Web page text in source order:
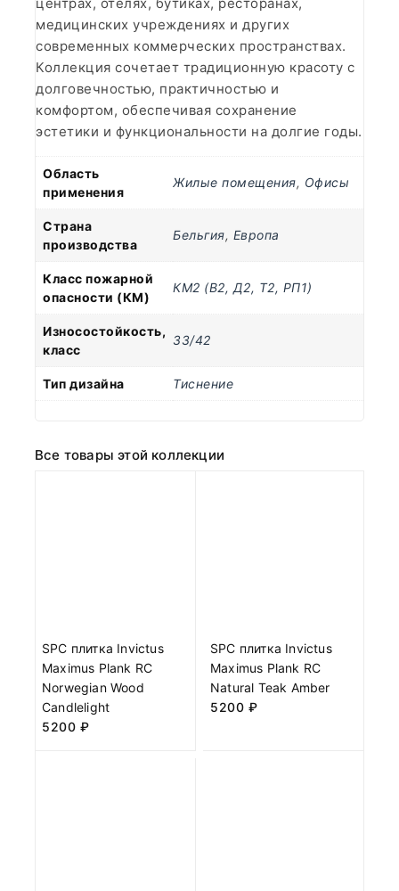
медицинских учреждениях и других
современных коммерческих пространствах.
Коллекция сочетает традиционную красоту с
долговечностью, практичностью и
комфортом, обеспечивая сохранение
эстетики и функциональности на долгие годы.
Область
применения
Жилые помещения, Офисы
Страна
производства
Бельгия, Европа
Класс пожарной
опасности (КМ)
КМ2 (В2, Д2, Т2, РП1)
Износостойкость,
класс
33/42
Тип дизайна Тиснение
Все товары этой коллекции
SPC плитка Invictus
Maximus Plank RC
Norwegian Wood
Candlelight
5200 ₽
SPC плитка Invictus
Maximus Plank RC
Natural Teak Amber
5200 ₽